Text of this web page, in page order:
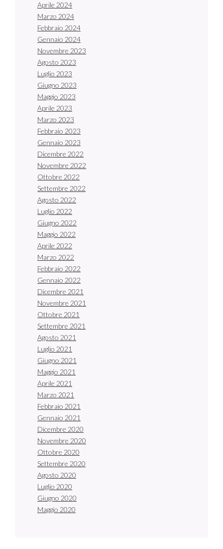
Aprile 2024
Marzo 2024
Febbraio 2024
Gennaio 2024
Novembre 2023
Agosto 2023
Luglio 2023
Giugno 2023
Maggio 2023
Aprile 2023
Marzo 2023
Febbraio 2023
Gennaio 2023
Dicembre 2022
Novembre 2022
Ottobre 2022
Settembre 2022
Agosto 2022
Luglio 2022
Giugno 2022
Maggio 2022
Aprile 2022
Marzo 2022
Febbraio 2022
Gennaio 2022
Dicembre 2021
Novembre 2021
Ottobre 2021
Settembre 2021
Agosto 2021
Luglio 2021
Giugno 2021
Maggio 2021
Aprile 2021
Marzo 2021
Febbraio 2021
Gennaio 2021
Dicembre 2020
Novembre 2020
Ottobre 2020
Settembre 2020
Agosto 2020
Luglio 2020
Giugno 2020
Maggio 2020